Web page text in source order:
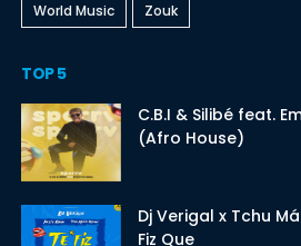
World Music Zouk
TOP 5
C.B.I & Silibé feat.
(Afro House)
Dj Verigal x Tchu
Fiz Que